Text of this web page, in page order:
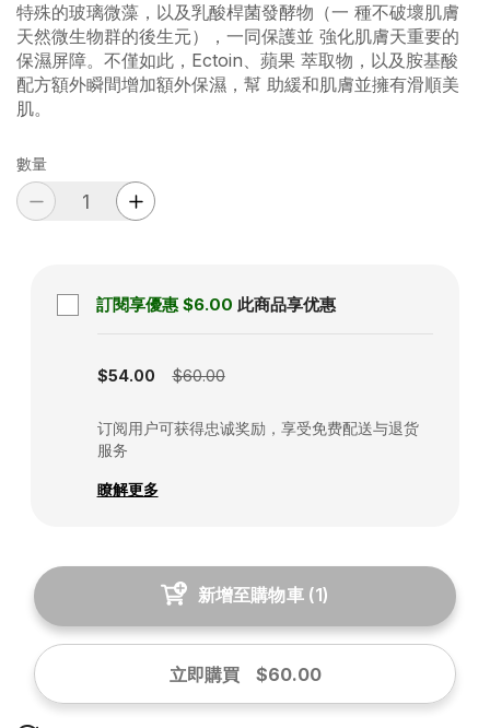
特殊的玻璃微藻，以及乳酸桿菌發酵物（一 種不破壞肌膚
天然微生物群的後生元），一同保護並 強化肌膚天重要的
保濕屏障。不僅如此，Ectoin、蘋果 萃取物，以及胺基酸
配方額外瞬間增加額外保濕，幫 助緩和肌膚並擁有滑順美
肌。
數量
訂閱享優惠 $6.00 此商品享优惠
$54.00 $60.00
订阅用户可获得忠诚奖励，享受免费配送与退货
服务
瞭解更多
新增至購物車(1)
立即購買 $60.00